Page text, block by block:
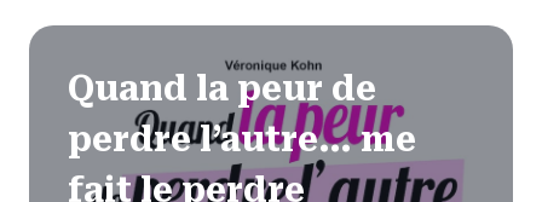
Quand la peur de
perdre l’autre… me
fait le perdre